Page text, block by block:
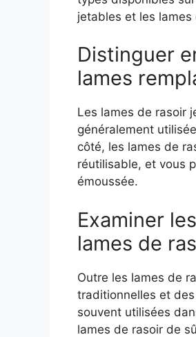
jetables et les
Distinguer
lames
Les lames de rasoir
généralement
côté, les lames de
réutilisable, et vous
émoussée.
Examiner
lames de
Outre les lames de
traditionnelles et
souvent utilisées
lames de rasoir de